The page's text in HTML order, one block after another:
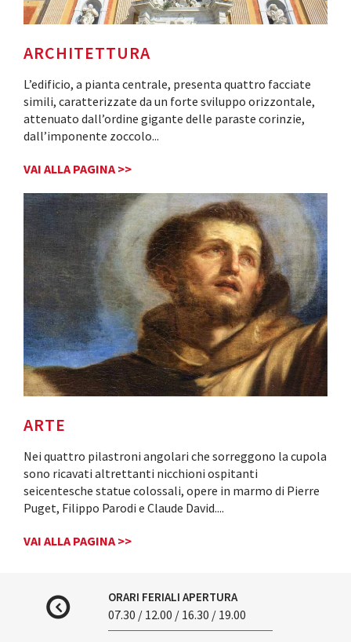
ARCHITETTURA
L’edificio, a pianta centrale, presenta quattro facciate
simili, caratterizzate da un forte sviluppo orizzontale,
attenuato dall’ordine gigante delle paraste corinzie,
dall’imponente zoccolo...
VAI ALLA PAGINA >>
ARTE
Nei quattro pilastroni angolari che sorreggono la cupola
sono ricavati altrettanti nicchioni ospitanti
seicentesche statue colossali, opere in marmo di Pierre
Puget, Filippo Parodi e Claude David....
VAI ALLA PAGINA >>
ORARI FERIALI APERTURA
07.30 / 12.00 / 16.30 / 19.00